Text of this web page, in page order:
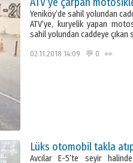
Yeniköy’de sahil yolundan
ATV’ye, kuryelik yapan
sahil yolundan caddeye çıkan
02.11.2018 14:09 💬 0 👀
Lüks otomobil takla
Avcılar E-5’te seyir